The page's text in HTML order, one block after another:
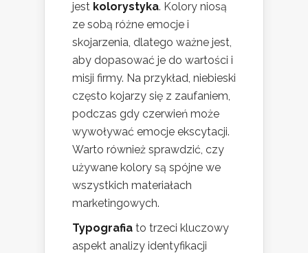
jest kolorystyka. Kolory niosą
ze sobą różne emocje i
skojarzenia, dlatego ważne jest,
aby dopasować je do wartości i
misji firmy. Na przykład, niebieski
często kojarzy się z zaufaniem,
podczas gdy czerwień może
wywoływać emocje ekscytacji.
Warto również sprawdzić, czy
używane kolory są spójne we
wszystkich materiałach
marketingowych.
Typografia to trzeci kluczowy
aspekt analizy identyfikacji